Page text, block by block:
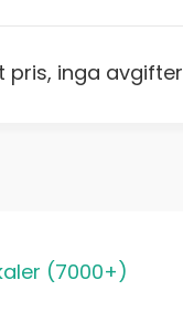
pris, inga avgifter
(7000+)